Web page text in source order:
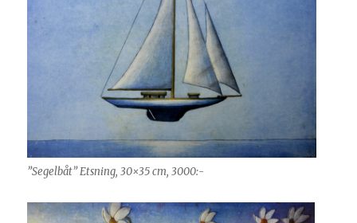
”Segelbåt” Etsning, 30×35 cm, 3000:-